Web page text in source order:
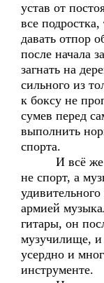
устав от
все
давать отпор
после начала
загнать на
сильного из
к боксу не
сумев перед
выполнить
спорта.
И всё же
не спорт, а
армией
гитары, он
музучилище, и
усердно и
инструменте.